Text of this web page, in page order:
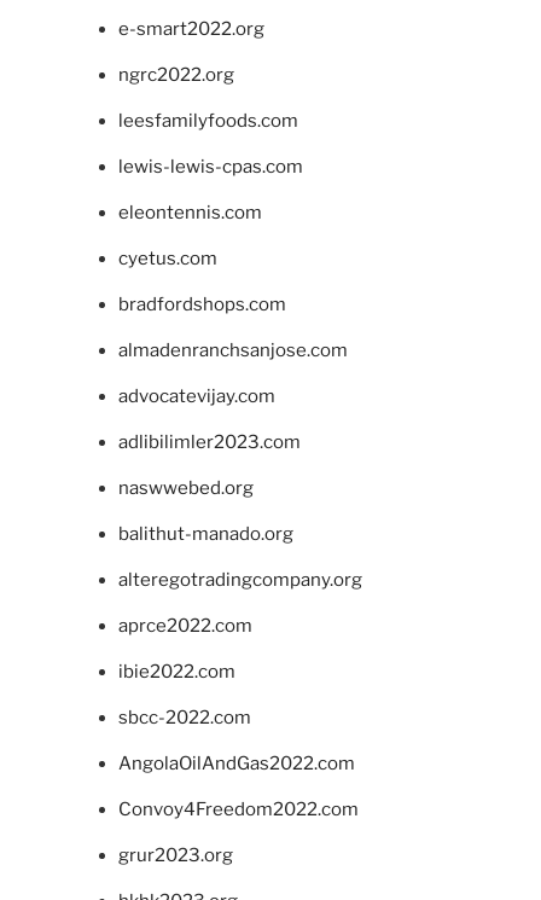
e-smart2022.org
ngrc2022.org
leesfamilyfoods.com
lewis-lewis-cpas.com
eleontennis.com
cyetus.com
bradfordshops.com
almadenranchsanjose.com
advocatevijay.com
adlibilimler2023.com
naswwebed.org
balithut-manado.org
alteregotradingcompany.org
aprce2022.com
ibie2022.com
sbcc-2022.com
AngolaOilAndGas2022.com
Convoy4Freedom2022.com
grur2023.org